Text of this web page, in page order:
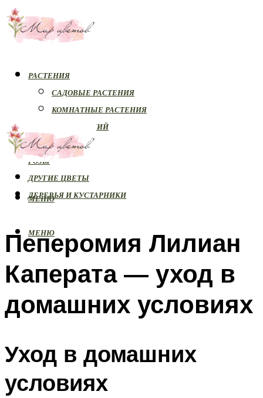
РАСТЕНИЯ
САДОВЫЕ РАСТЕНИЯ
КОМНАТНЫЕ РАСТЕНИЯ
БОЛЕЗНИ РАСТЕНИЙ
ОРХИДЕИ
РОЗЫ
ДРУГИЕ ЦВЕТЫ
ДЕРЕВЬЯ И КУСТАРНИКИ
МЕНЮ
МЕНЮ
Пеперомия Лилиан
Каперата — уход в
домашних условиях
Уход в домашних
условиях